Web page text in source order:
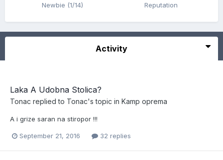
Newbie (1/14) Reputation
Activity
Laka A Udobna Stolica?
Tonac replied to Tonac's topic in Kamp oprema
A i grize saran na stiropor !!!
September 21, 2016 32 replies